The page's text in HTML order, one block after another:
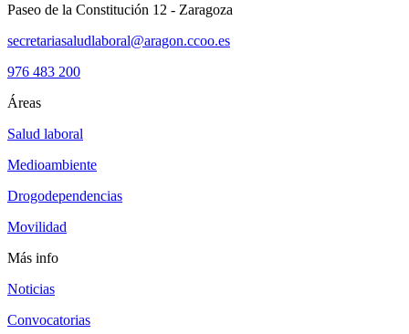
Paseo de la Constitución 12 - Zaragoza
secretariasaludlaboral@aragon.ccoo.es
976 483 200
Áreas
Salud laboral
Medioambiente
Drogodependencias
Movilidad
Más info
Noticias
Convocatorias